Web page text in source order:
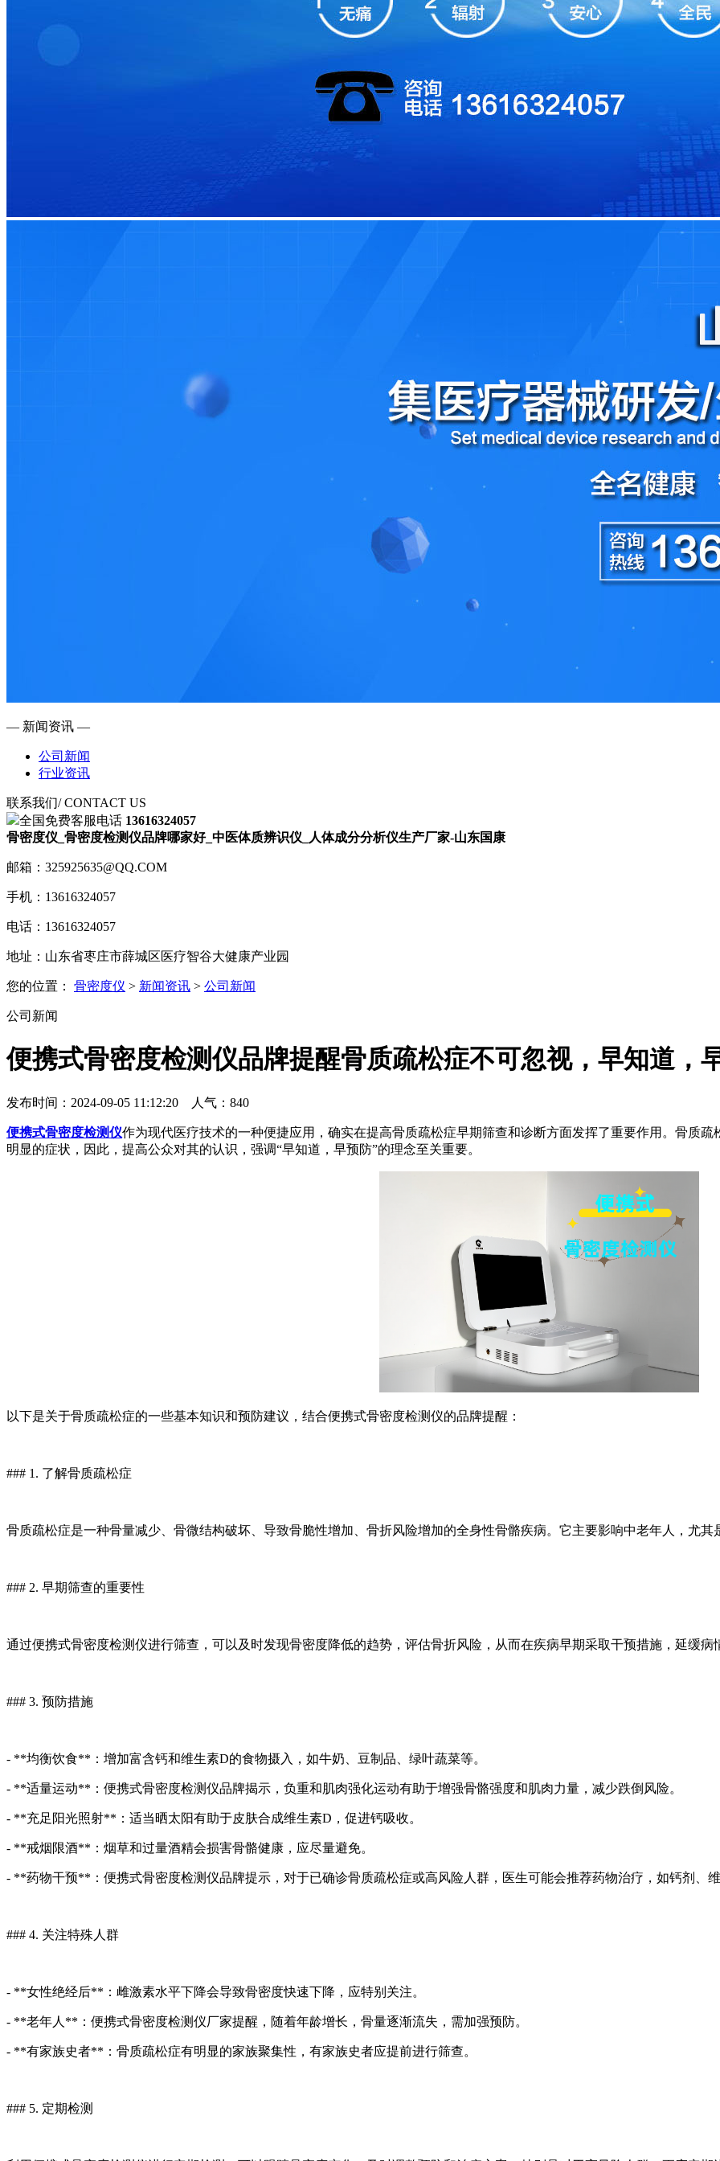
— 新闻资讯 —
公司新闻
行业资讯
联系我们/ CONTACT US
全国免费客服电话 13616324057
骨密度仪_骨密度检测仪品牌哪家好_中医体质辨识仪_人体成分分析仪生产厂家-山东国康
邮箱：325925635@QQ.COM
手机：13616324057
电话：13616324057
地址：山东省枣庄市薛城区医疗智谷大健康产业园
您的位置： 骨密度仪 > 新闻资讯 > 公司新闻
公司新闻
便携式骨密度检测仪品牌提醒骨质疏松症不可忽视，早知道，
发布时间：2024-09-05 11:12:20 人气： 840
便携式骨密度检测仪作为现代医疗技术的一种便捷应用，确实在提高骨质疏松症早期筛查和诊断方面发挥了重要作用。骨质
明显的症状，因此，提高公众对其的认识，强调“早知道，早预防”的理念至关重要。
以下是关于骨质疏松症的一些基本知识和预防建议，结合便携式骨密度检测仪的品牌提醒：
### 1. 了解骨质疏松症
骨质疏松症是一种骨量减少、骨微结构破坏、导致骨脆性增加、骨折风险增加的全身性骨骼疾病。它主要影响中老年人，尤其
### 2. 早期筛查的重要性
通过便携式骨密度检测仪进行筛查，可以及时发现骨密度降低的趋势，评估骨折风险，从而在疾病早期采取干预措施，延缓
### 3. 预防措施
- **均衡饮食**：增加富含钙和维生素D的食物摄入，如牛奶、豆制品、绿叶蔬菜等。
- **适量运动**：便携式骨密度检测仪品牌揭示，负重和肌肉强化运动有助于增强骨骼强度和肌肉力量，减少跌倒风险。
- **充足阳光照射**：适当晒太阳有助于皮肤合成维生素D，促进钙吸收。
- **戒烟限酒**：烟草和过量酒精会损害骨骼健康，应尽量避免。
- **药物干预**：便携式骨密度检测仪品牌提示，对于已确诊骨质疏松症或高风险人群，医生可能会推荐药物治疗，如钙剂、
### 4. 关注特殊人群
- **女性绝经后**：雌激素水平下降会导致骨密度快速下降，应特别关注。
- **老年人**：便携式骨密度检测仪厂家提醒，随着年龄增长，骨量逐渐流失，需加强预防。
- **有家族史者**：骨质疏松症有明显的家族聚集性，有家族史者应提前进行筛查。
### 5. 定期检测